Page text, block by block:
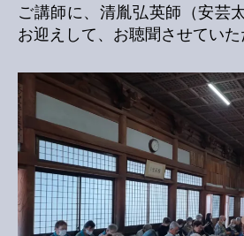
ご講師に、清胤弘英師（安芸
お迎えして、お聴聞させていた